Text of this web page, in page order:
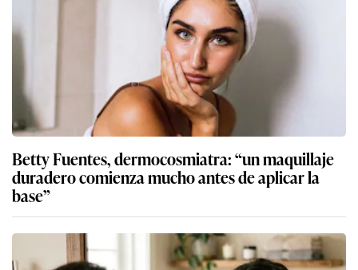
Betty Fuentes, dermocosmiatra: “un maquillaje
duradero comienza mucho antes de aplicar la
base”